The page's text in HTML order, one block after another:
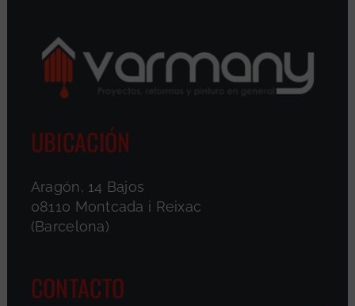
UBICACIÓN
Aragón, 14 Bajos
08110 Montcada i Reixac
(Barcelona)
CONTACTO